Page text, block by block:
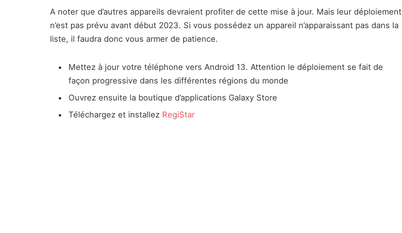
A noter que d’autres appareils devraient profiter de cette mise à jour. Mais leur déploiement
n’est pas prévu avant début 2023. Si vous possédez un appareil n’apparaissant pas dans la
liste, il faudra donc vous armer de patience.
Mettez à jour votre téléphone vers Android 13. Attention le déploiement se fait de
façon progressive dans les différentes régions du monde
Ouvrez ensuite la boutique d’applications Galaxy Store
Téléchargez et installez RegiStar